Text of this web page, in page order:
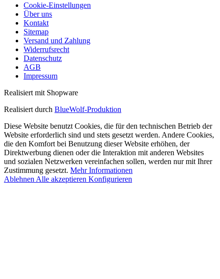
Cookie-Einstellungen
Über uns
Kontakt
Sitemap
Versand und Zahlung
Widerrufsrecht
Datenschutz
AGB
Impressum
Realisiert mit Shopware
Realisiert durch BlueWolf-Produktion
Diese Website benutzt Cookies, die für den technischen Betrieb der
Website erforderlich sind und stets gesetzt werden. Andere Cookies,
die den Komfort bei Benutzung dieser Website erhöhen, der
Direktwerbung dienen oder die Interaktion mit anderen Websites
und sozialen Netzwerken vereinfachen sollen, werden nur mit Ihrer
Zustimmung gesetzt. Mehr Informationen
Ablehnen Alle akzeptieren Konfigurieren